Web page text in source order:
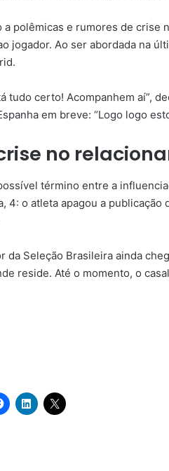
polêmicas e rumores de crise
jogador. Ao ser abordada na
tudo certo! Acompanhem aí”,
em breve: “Logo logo
no
término entre a
4: o atleta apagou a publicação
da Seleção Brasileira ainda
reside. Até o momento, o